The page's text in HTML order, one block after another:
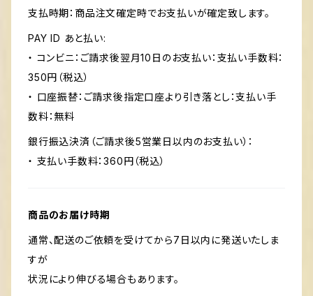
支払時期：商品注文確定時でお支払いが確定致します。
PAY ID あと払い:
・ コンビニ：ご請求後翌月10日のお支払い：支払い手数料：
350円（税込）
・ 口座振替：ご請求後指定口座より引き落とし：支払い手
数料：無料
銀行振込決済（ご請求後5営業日以内のお支払い）：
・ 支払い手数料：360円（税込）
商品のお届け時期
通常、配送のご依頼を受けてから7日以内に発送いたしま
すが
状況により伸びる場合もあります。